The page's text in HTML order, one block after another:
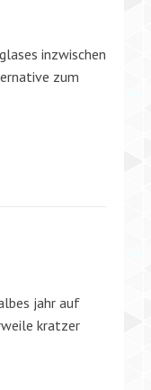
inzwischen
zum
jahr auf
kratzer